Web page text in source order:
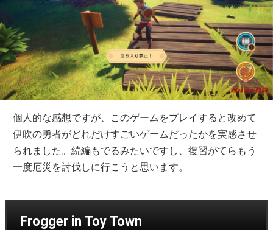
個人的な感想ですが、このゲームをプレイすると改めて
伊吹の勇者がどれだけすごいゲームだったかを実感させ
られました。続編もでるみたいですし、復習がてらもう
一度厄災を討伐しに行こうと思います。
Frogger in Toy Town